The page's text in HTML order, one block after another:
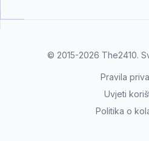
© 2015-2026 The2410.
Pravila
Uvjeti
Politika o